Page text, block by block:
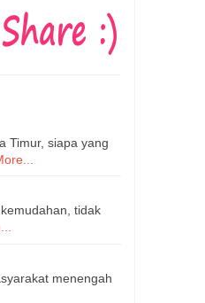
Timur, siapa yang
tidak
menengah